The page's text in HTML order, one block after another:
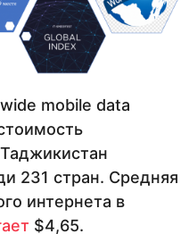
mobile data
231 стран. Средняя
интернета в
$4,65.